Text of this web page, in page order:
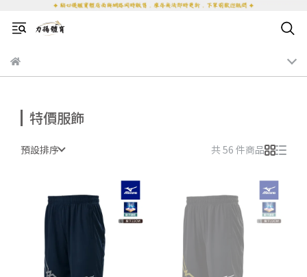
特價服飾
預設排序 共 56 件商品